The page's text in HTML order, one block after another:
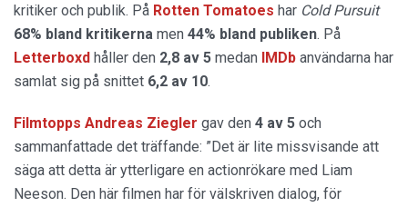
kritiker och publik. På Rotten Tomatoes har Cold Pursuit
68% bland kritikerna men 44% bland publiken. På
Letterboxd håller den 2,8 av 5 medan IMDb användarna har
samlat sig på snittet 6,2 av 10.
Filmtopps Andreas Ziegler gav den 4 av 5 och
sammanfattade det träffande: ”Det är lite missvisande att
säga att detta är ytterligare en actionrökare med Liam
Neeson. Den här filmen har för välskriven dialog, för